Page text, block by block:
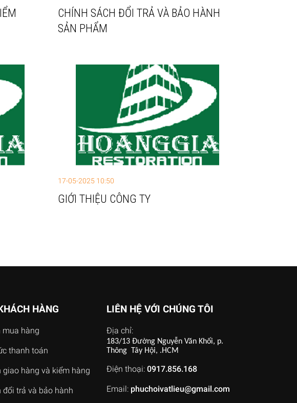
CHÍNH SÁCH ĐỔI TRẢ VÀ BẢO HÀNH
SẢN PHẨM
17-05-2025 10:50
GIỚI THIỆU CÔNG TY
HÀNG
mua hàng
thanh toán
giao hàng và kiểm hàng
đổi trả và bảo hành
LIÊN HỆ VỚI CHÚNG TÔI
Địa chỉ:
183/13 Đường Nguyễn Văn Khối, p.
Thông Tây Hội, .HCM
Điện thoại: 0917.856.168
Email: phuchoivatlieu@gmail.com